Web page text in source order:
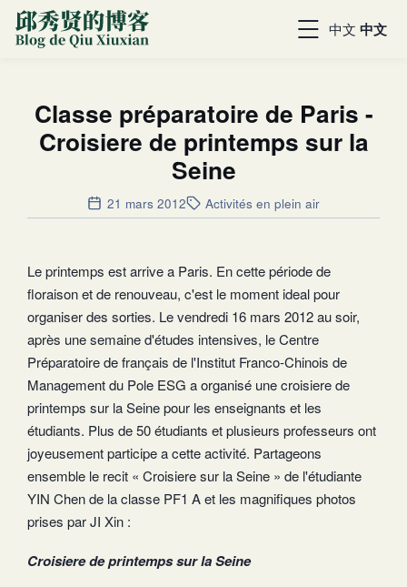
中文 中文
Classe préparatoire de Paris -
Croisiere de printemps sur la
Seine
21 mars 2012 Activités en plein air
Le printemps est arrive a Paris. En cette période de
floraison et de renouveau, c'est le moment ideal pour
organiser des sorties. Le vendredi 16 mars 2012 au soir,
après une semaine d'études intensives, le Centre
Préparatoire de français de l'Institut Franco-Chinois de
Management du Pole ESG a organisé une croisiere de
printemps sur la Seine pour les enseignants et les
étudiants. Plus de 50 étudiants et plusieurs professeurs ont
joyeusement participe a cette activité. Partageons
ensemble le recit « Croisiere sur la Seine » de l'étudiante
YIN Chen de la classe PF1 A et les magnifiques photos
prises par JI Xin :
Croisiere de printemps sur la Seine